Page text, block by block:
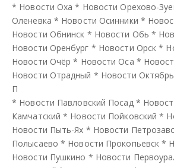
* Новости Оха * Новости Орехово-
Оленевка * Новости Осинники *
Новости Обнинск * Новости Обь *
Новости Оренбург * Новости Орск *
Новости Очёр * Новости Оса *
Новости Отрадный * Новости
П
* Новости Павловский Посад *
Камчатский * Новости Пойковский *
Новости Пыть-Ях * Новости
Полысаево * Новости Прокопьевск *
Новости Пушкино * Новости